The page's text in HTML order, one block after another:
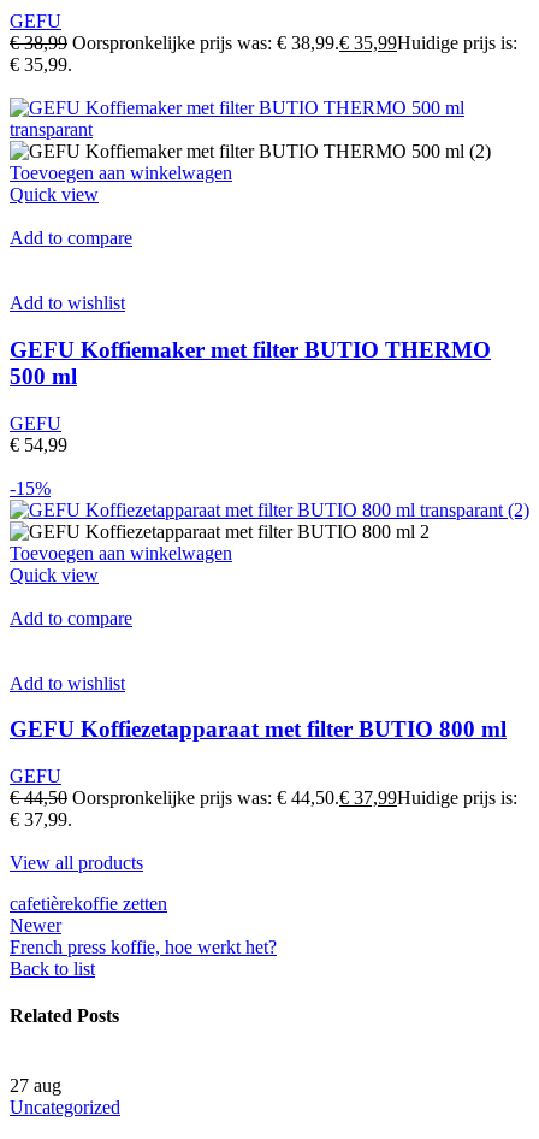
GEFU
€ 38,99 Oorspronkelijke prijs was: € 38,99.€ 35,99Huidige prijs is:
€ 35,99.
Toevoegen aan winkelwagen
Quick view
Add to compare
Add to wishlist
GEFU Koffiemaker met filter BUTIO THERMO
500 ml
GEFU
€ 54,99
-15%
Toevoegen aan winkelwagen
Quick view
Add to compare
Add to wishlist
GEFU Koffiezetapparaat met filter BUTIO 800 ml
GEFU
€ 44,50 Oorspronkelijke prijs was: € 44,50.€ 37,99Huidige prijs is:
€ 37,99.
View all products
cafetièrekoffie zetten
Newer
French press koffie, hoe werkt het?
Back to list
Related Posts
27 aug
Uncategorized